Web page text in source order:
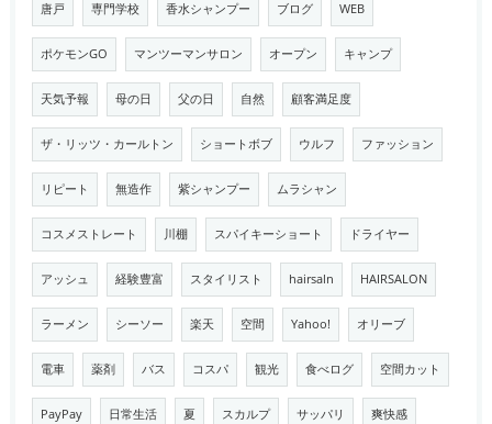
唐戸 専門学校 香水シャンプー ブログ WEB
ポケモンGO マンツーマンサロン オープン キャンプ
天気予報 母の日 父の日 自然 顧客満足度
ザ・リッツ・カールトン ショートボブ ウルフ ファッション
リピート 無造作 紫シャンプー ムラシャン
コスメストレート 川棚 スパイキーショート ドライヤー
アッシュ 経験豊富 スタイリスト hairsaln HAIRSALON
ラーメン シーソー 楽天 空間 Yahoo! オリーブ
電車 薬剤 バス コスパ 観光 食べログ 空間カット
PayPay 日常生活 夏 スカルプ サッパリ 爽快感